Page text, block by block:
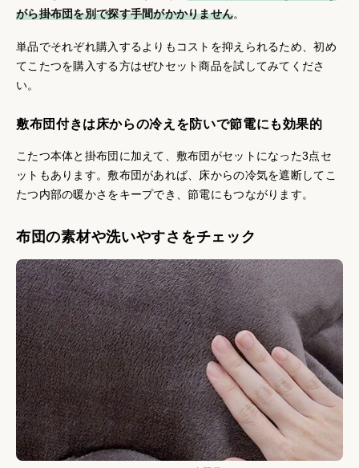
がら掛布団を別で探す手間がかかりません。
単品でそれぞれ購入するよりもコストを抑えられるため、初め
てこたつを購入する方はぜひセット商品を試してみてくださ
い。
敷布団付きは床からの冷えを防いで節電にも効果的
こたつ本体と掛布団に加えて、敷布団がセットになった3点セ
ットもあります。敷布団があれば、床からの冷気を遮断してこ
たつ内部の暖かさをキープでき、節電にもつながります。
布団の素材や洗いやすさをチェック